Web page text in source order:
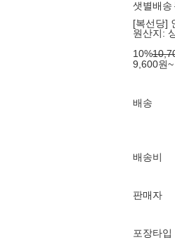
샛별배송
[복선당]
원산지:
10%
9,600원~
배송
배송비
판매자
포장타입